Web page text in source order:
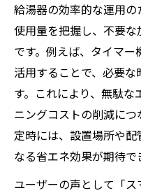
給湯器の効率的な運用
使用量を把握し、不要
です。例えば、タイマ
活用することで、必要
す。これにより、無駄
ニングコストの削減に
定時には、設置場所や
なる省エネ効果が期待で
ユーザーの声として「